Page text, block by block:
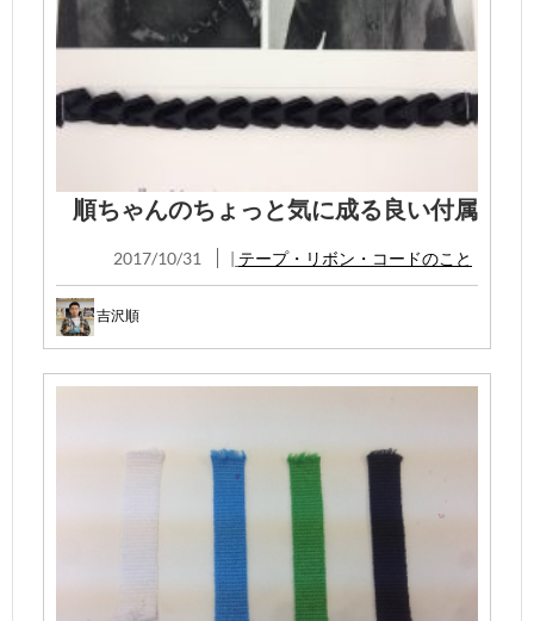
順ちゃんのちょっと気に成る良い付属
2017/10/31 | テープ・リボン・コードのこと
吉沢順